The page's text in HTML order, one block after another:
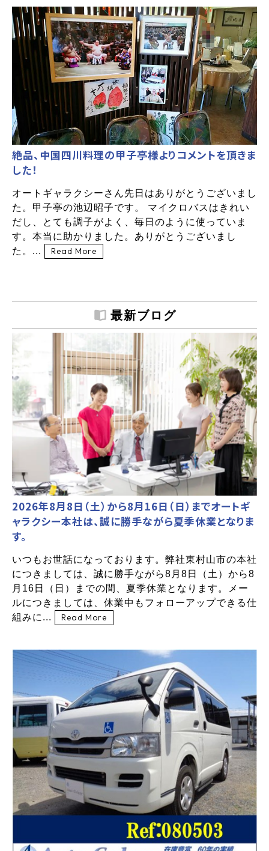
絶品、中国四川料理の甲子亭様よりコメントを頂きま
した！
オートギャラクシーさん先日はありがとうございまし
た。甲子亭の池辺昭子です。 マイクロバスはきれい
だし、とても調子がよく、毎日のように使っていま
す。本当に助かりました。ありがとうございまし
た。...
Read More
最新ブログ
2026年8月8日（土）から8月16日（日）までオートギ
ャラクシー本社は、誠に勝手ながら夏季休業となりま
す。
いつもお世話になっております。弊社東村山市の本社
につきましては、誠に勝手ながら8月8日（土）から8
月16日（日）までの間、夏季休業となります。メー
ルにつきましては、休業中もフォローアップできる仕
組みに...
Read More